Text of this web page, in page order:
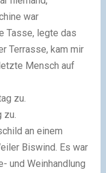
war
Tasse, legte das
Terrasse, kam mir
Mensch auf
zu.
an einem
Biswind. Es war
und Weinhandlung